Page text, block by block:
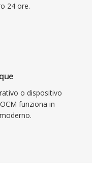
24 ore.
o dispositivo
funziona in